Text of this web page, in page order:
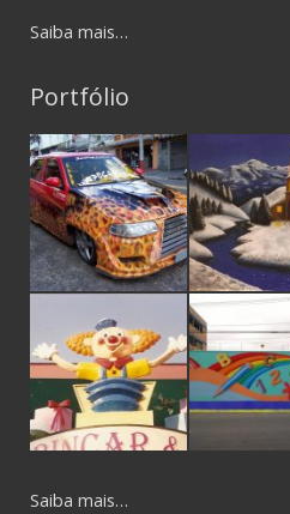
Saiba mais…
Portfólio
Saiba mais…